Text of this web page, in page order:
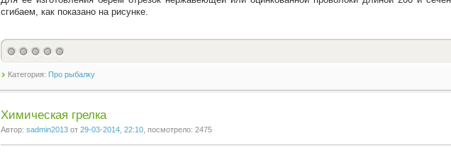
сгибаем, как показано на рисунке.
Категория: Про рыбалку
Химическая грелка
Автор: sadmin2013 от 29-03-2014, 22:10 , посмотрело: 2475